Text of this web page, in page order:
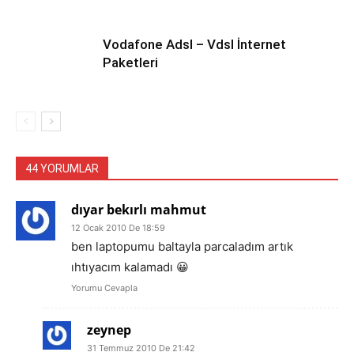
Vodafone Adsl – Vdsl İnternet
Paketleri
44 YORUMLAR
dıyar bekırlı mahmut
12 Ocak 2010 De 18:59
ben laptopumu baltayla parcaladım artık
ıhtıyacım kalamadı 😀
Yorumu Cevapla
zeynep
31 Temmuz 2010 De 21:42